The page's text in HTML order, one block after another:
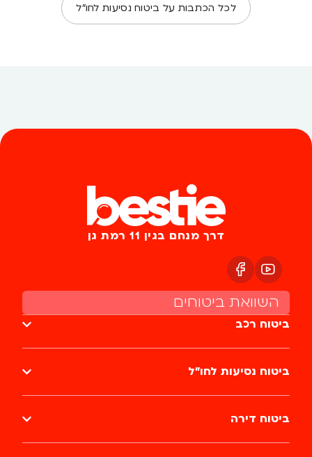
לכל הכתבות על ביטוח נסיעות לחו״ל
דרך מנחם בגין 11 רמת גן
השוואת ביטוחים
ביטוח רכב
ביטוח נסיעות לחו״ל
ביטוח דירה